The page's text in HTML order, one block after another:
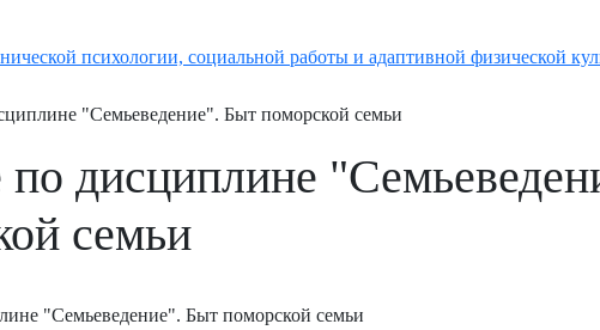
психологии, социальной работы и адаптивной физической
"Семьеведение". Быт поморской семьи
по дисциплине
семьи
"Семьеведение". Быт поморской семьи